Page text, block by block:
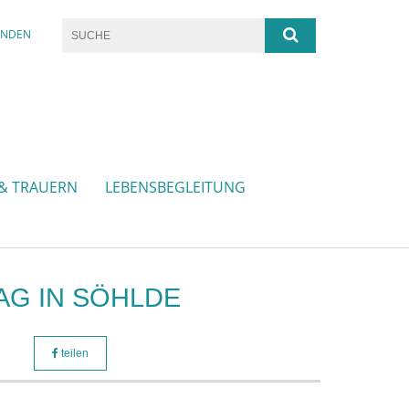
TRAUERN
LEBENSBEGLEITUNG
IN SÖHLDE
teilen